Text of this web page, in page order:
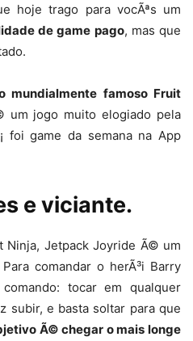
hoje trago para vocÃªs um
de game pago, mas que
mundialmente famoso Fruit
jogo muito elogiado pela
foi game da semana na App
e viciante.
Ninja, Jetpack Joyride Ã© um
comandar o herÃ³i Barry
tocar em qualquer
subir, e basta soltar para que
Ã© chegar o mais longe